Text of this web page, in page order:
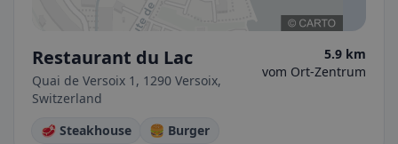
Restaurant du Lac
Quai de Versoix 1, 1290 Versoix,
Switzerland
5.9 km
vom Ort-Zentrum
🥩 Steakhouse 🍔 Burger